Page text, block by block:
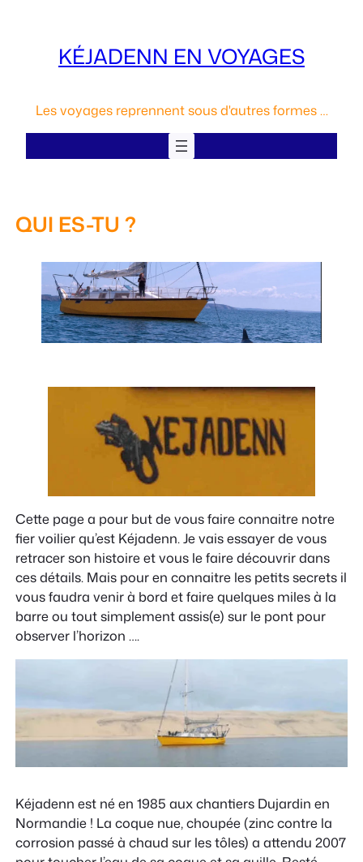
KÉJADENN EN VOYAGES
Les voyages reprennent sous d'autres formes …
QUI ES-TU ?
Cette page a pour but de vous faire connaitre notre
fier voilier qu’est Kéjadenn. Je vais essayer de vous
retracer son histoire et vous le faire découvrir dans
ces détails. Mais pour en connaitre les petits secrets il
vous faudra venir à bord et faire quelques miles à la
barre ou tout simplement assis(e) sur le pont pour
observer l’horizon ….
Kéjadenn est né en 1985 aux chantiers Dujardin en
Normandie ! La coque nue, choupée (zinc contre la
corrosion passé à chaud sur les tôles) a attendu 2007